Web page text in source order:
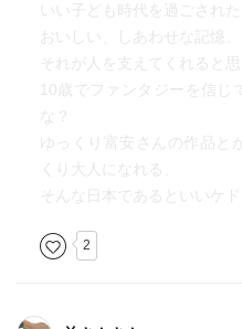
いい子ども時代を過ごされ
おいしい、しあわせな記憶。
それが人を支えてくれると思
10歳でファンタジーを信じ
な？
ゆっくり富安さんの作品と
くり大人になれる、
そんな日本であるといいケド
2